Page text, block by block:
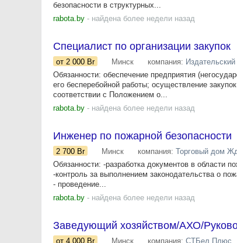
безопасности в структурных...
rabota.by - найдена более недели назад
Специалист по организации закупок
от 2 000 Br Минск компания:
Обязанности: обеспечение предприятия
его бесперебойной работы; осуществление
соответствии с Положением о...
rabota.by - найдена более недели назад
Инженер по пожарной безопасности
2 700 Br Минск компания: Торговый дом
Обязанности: -разработка документов в области
-контроль за выполнением законодательства о
- проведение...
rabota.by - найдена более недели назад
Заведующий хозяйством/АХО/
от 4 000 Br Минск компания: СТБел Плюс